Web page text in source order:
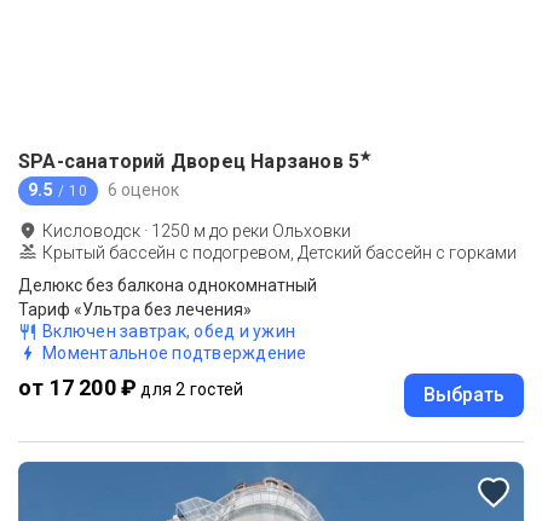
SPA-санаторий Дворец Нарзанов 5★
9.5 / 10 6 оценок
Кисловодск · 1250 м до реки Ольховки
Крытый бассейн с подогревом, Детский бассейн с горками
Делюкс без балкона однокомнатный
Тариф «Ультра без лечения»
Включен завтрак, обед и ужин
Моментальное подтверждение
от 17 200 ₽ для 2 гостей Выбрать